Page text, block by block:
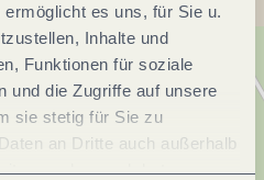
es uns, für Sie u.
Inhalte und
Funktionen für soziale
und die Zugriffe auf unsere
sie stetig für Sie zu
an Dritte auch außerhalb
und dort